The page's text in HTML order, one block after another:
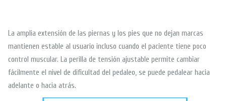
La amplia extensión de las piernas y los pies que no dejan marcas
mantienen estable al usuario incluso cuando el paciente tiene poco
control muscular. La perilla de tensión ajustable permite cambiar
fácilmente el nivel de dificultad del pedaleo, se puede pedalear hacia
adelante o hacia atrás.